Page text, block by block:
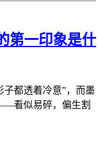
第一印象是什
都透着冷意”，而墨
看似易碎，偏生割